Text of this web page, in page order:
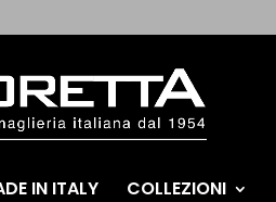
IN ITALY COLLEZIONI